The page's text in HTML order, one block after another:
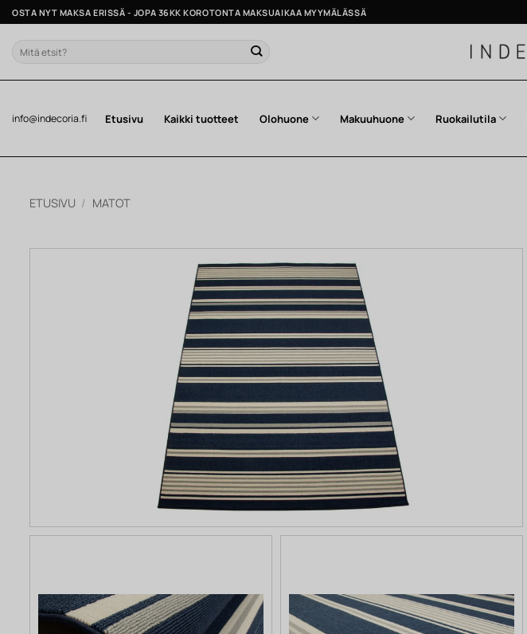
Skip
to
content
OSTA NYT MAKSA ERISSÄ - JOPA 36KK KOROTONTA MAKSUAIKAA MYYMÄLÄSSÄ
Etsi:
info@indecoria.fi Etusivu Kaikki tuotteet Olohuone Makuuhuone Ruokailutila
ETUSIVU / MATOT